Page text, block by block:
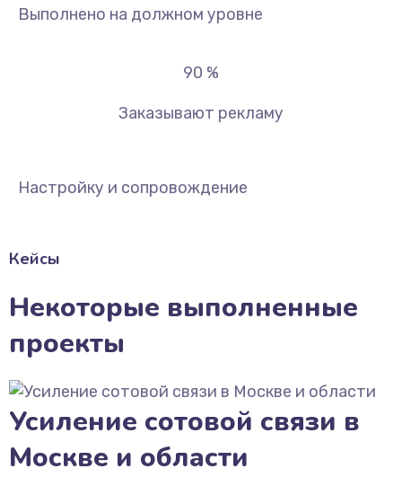
Выполнено на должном уровне
90 %
Заказывают рекламу
Настройку и сопровождение
Кейсы
Некоторые выполненные
проекты
Усиление сотовой связи в
Москве и области